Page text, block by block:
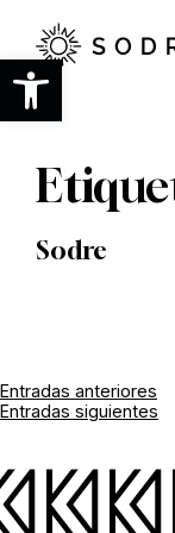
Abrir
contenido
principal
Sodre
de
entradas
Entradas anteriores
Entradas siguientes